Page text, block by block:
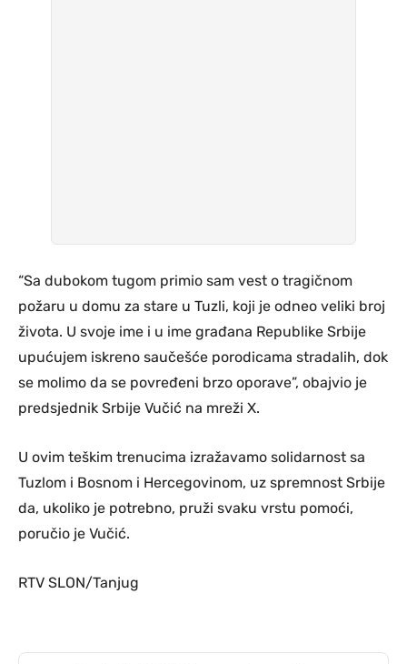
“Sa dubokom tugom primio sam vest o tragičnom
požaru u domu za stare u Tuzli, koji je odneo veliki broj
života. U svoje ime i u ime građana Republike Srbije
upućujem iskreno saučešće porodicama stradalih, dok
se molimo da se povređeni brzo oporave”, obajvio je
predsjednik Srbije Vučić na mreži X.
U ovim teškim trenucima izražavamo solidarnost sa
Tuzlom i Bosnom i Hercegovinom, uz spremnost Srbije
da, ukoliko je potrebno, pruži svaku vrstu pomoći,
poručio je Vučić.
RTV SLON/Tanjug